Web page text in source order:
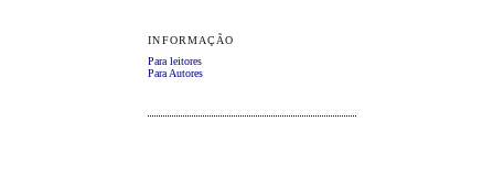
INFORMAÇÃO
Para leitores
Para Autores